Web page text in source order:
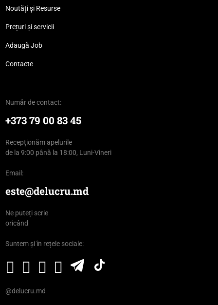
Noutăți și Resurse
Prețuri și servicii
Adaugă Job
Contacte
Număr de contact:
+373 79 00 83 45
Recepționăm apelurile
de la 9:00 până la 18:00, Luni-Vineri
Email:
este@delucru.md
Ne puteți scrie
oricând
Suntem și în rețele sociale:
@delucru.md